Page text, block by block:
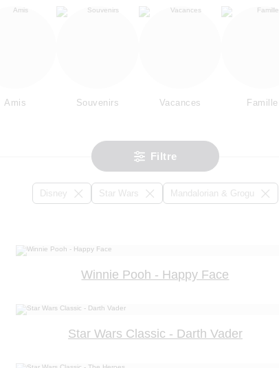
Amis Souvenirs Vacances Famille
Filtre
Disney Star Wars Mandalorian & Grogu
Winnie Pooh - Happy Face
Star Wars Classic - Darth Vader